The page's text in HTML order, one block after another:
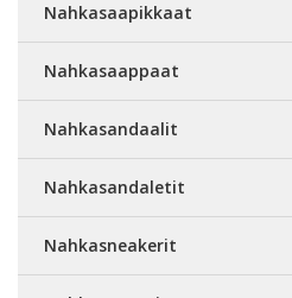
Nahkasaapikkaat
Nahkasaappaat
Nahkasandaalit
Nahkasandaletit
Nahkasneakerit